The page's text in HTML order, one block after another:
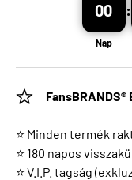
00
Nap
:
FansBRANDS®
⭐ Minden termék
⭐ 180 napos
⭐ V.I.P. tagság